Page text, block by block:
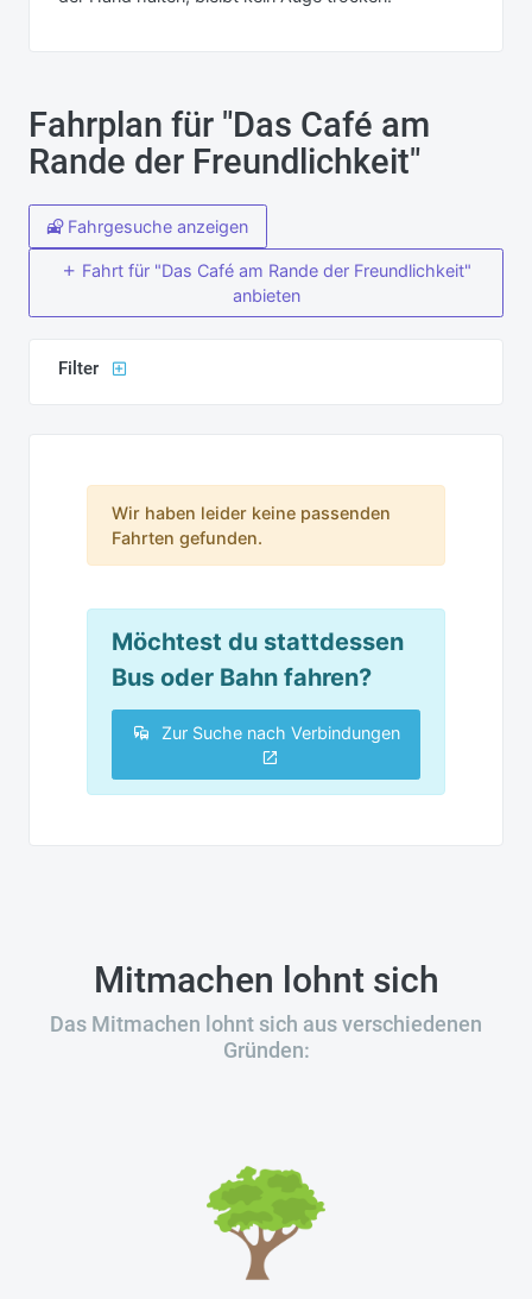
Fahrplan für "Das Café am
Rande der Freundlichkeit"
Fahrgesuche anzeigen
Fahrt für "Das Café am Rande der Freundlichkeit"
anbieten
Filter
Wir haben leider keine passenden
Fahrten gefunden.
Möchtest du stattdessen
Bus oder Bahn fahren?
Zur Suche nach Verbindungen
Mitmachen lohnt sich
Das Mitmachen lohnt sich aus verschiedenen
Gründen: